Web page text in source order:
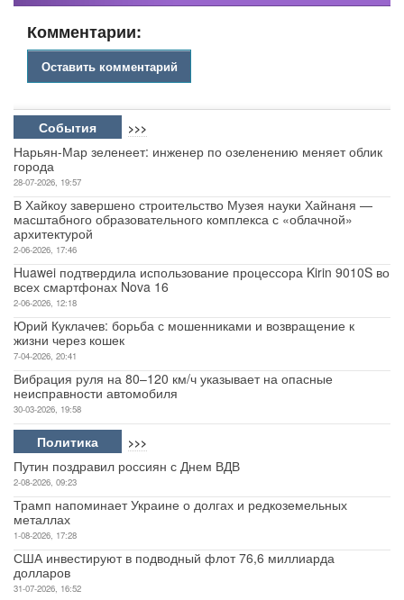
Комментарии:
Оставить комментарий
События >>>
Нарьян-Мар зеленеет: инженер по озеленению меняет облик
города
28-07-2026, 19:57
В Хайкоу завершено строительство Музея науки Хайнаня —
масштабного образовательного комплекса с «облачной»
архитектурой
2-06-2026, 17:46
Huawei подтвердила использование процессора Kirin 9010S во
всех смартфонах Nova 16
2-06-2026, 12:18
Юрий Куклачев: борьба с мошенниками и возвращение к
жизни через кошек
7-04-2026, 20:41
Вибрация руля на 80–120 км/ч указывает на опасные
неисправности автомобиля
30-03-2026, 19:58
Политика >>>
Путин поздравил россиян с Днем ВДВ
2-08-2026, 09:23
Трамп напоминает Украине о долгах и редкоземельных
металлах
1-08-2026, 17:28
США инвестируют в подводный флот 76,6 миллиарда
долларов
31-07-2026, 16:52